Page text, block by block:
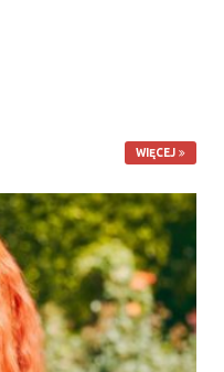
WIĘCEJ